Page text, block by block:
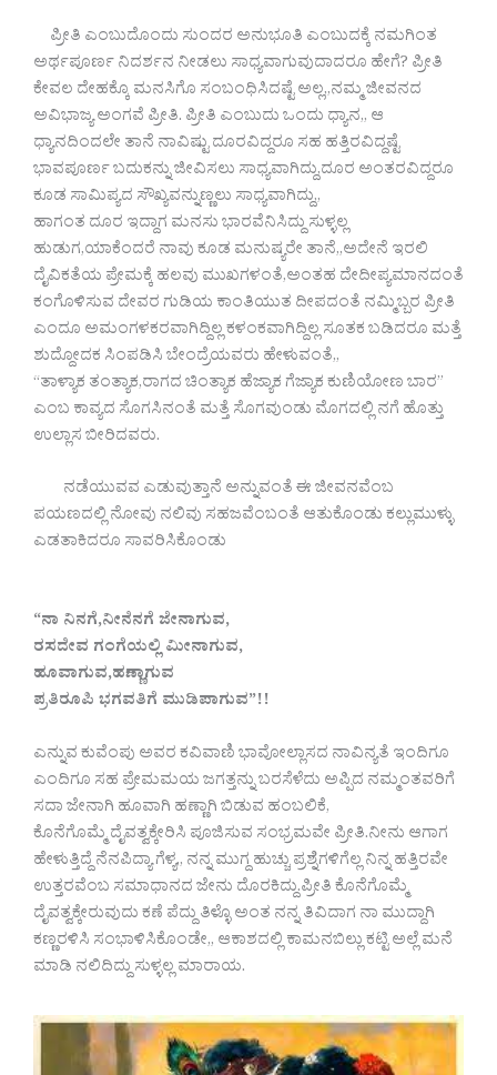
ಪ್ರೀತಿ ಎಂಬುದೊಂದು ಸುಂದರ ಅನುಭೂತಿ ಎಂಬುದಕ್ಕೆ ನಮಗಿಂತ
ಅರ್ಥಪೂರ್ಣ ನಿದರ್ಶನ ನೀಡಲು ಸಾಧ್ಯವಾಗುವುದಾದರೂ ಹೇಗೆ? ಪ್ರೀತಿ
ಕೇವಲ ದೇಹಕ್ಕೊ ಮನಸಿಗೊ ಸಂಬಂಧಿಸಿದಷ್ಟೆ ಅಲ್ಲ,,ನಮ್ಮ ಜೀವನದ
ಅವಿಭಾಜ್ಯ ಅಂಗವೆ ಪ್ರೀತಿ. ಪ್ರೀತಿ ಎಂಬುದು ಒಂದು ಧ್ಯಾನ,, ಆ
ಧ್ಯಾನದಿಂದಲೇ ತಾನೆ ನಾವಿಷ್ಟು ದೂರವಿದ್ದರೂ ಸಹ ಹತ್ತಿರವಿದ್ದಷ್ಟೆ
ಭಾವಪೂರ್ಣ ಬದುಕನ್ನು ಜೀವಿಸಲು ಸಾಧ್ಯವಾಗಿದ್ದು,ದೂರ ಅಂತರವಿದ್ದರೂ
ಕೂಡ ಸಾಮಿಪ್ಯದ ಸೌಖ್ಯವನ್ನುಣ್ಣಲು ಸಾಧ್ಯವಾಗಿದ್ದು,,
ಹಾಗಂತ ದೂರ ಇದ್ದಾಗ ಮನಸು ಭಾರವೆನಿಸಿದ್ದು ಸುಳ್ಳಲ್ಲ
ಹುಡುಗ,ಯಾಕೆಂದರೆ ನಾವು ಕೂಡ ಮನುಷ್ಯರೇ ತಾನೆ,,ಅದೇನೆ ಇರಲಿ
ದೈವಿಕತೆಯ ಪ್ರೇಮಕ್ಕೆ ಹಲವು ಮುಖಗಳಂತೆ,ಅಂತಹ ದೇದೀಪ್ಯಮಾನದಂತೆ
ಕಂಗೊಳಿಸುವ ದೇವರ ಗುಡಿಯ ಕಾಂತಿಯುತ ದೀಪದಂತೆ ನಮ್ಮಿಬ್ಬರ ಪ್ರೀತಿ
ಎಂದೂ ಅಮಂಗಳಕರವಾಗಿದ್ದಿಲ್ಲ ಕಳಂಕವಾಗಿದ್ದಿಲ್ಲ ಸೂತಕ ಬಡಿದರೂ ಮತ್ತೆ
ಶುದ್ದೋದಕ ಸಿಂಪಡಿಸಿ ಬೇಂದ್ರೆಯವರು ಹೇಳುವಂತೆ,,
“ತಾಳ್ಯಾಕ ತಂತ್ಯಾಕ,ರಾಗದ ಚಿಂತ್ಯಾಕ ಹೆಜ್ಯಾಕ ಗೆಜ್ಯಾಕ ಕುಣಿಯೋಣ ಬಾರ”
ಎಂಬ ಕಾವ್ಯದ ಸೊಗಸಿನಂತೆ ಮತ್ತೆ ಸೊಗವುಂಡು ಮೊಗದಲ್ಲಿ ನಗೆ ಹೊತ್ತು
ಉಲ್ಲಾಸ ಬೀರಿದವರು.
ನಡೆಯುವವ ಎಡುವುತ್ತಾನೆ ಅನ್ನುವಂತೆ ಈ ಜೀವನವೆಂಬ
ಪಯಣದಲ್ಲಿ ನೋವು ನಲಿವು ಸಹಜವೆಂಬಂತೆ ಆತುಕೊಂಡು ಕಲ್ಲುಮುಳ್ಳು
ಎಡತಾಕಿದರೂ ಸಾವರಿಸಿಕೊಂಡು
“ನಾ ನಿನಗೆ,ನೀನೆನಗೆ ಜೇನಾಗುವ,
ರಸದೇವ ಗಂಗೆಯಲ್ಲಿ ಮೀನಾಗುವ,
ಹೂವಾಗುವ,ಹಣ್ಣಾಗುವ
ಪ್ರತಿರೂಪಿ ಭಗವತಿಗೆ ಮುಡಿಪಾಗುವ”!!
ಎನ್ನುವ ಕುವೆಂಪು ಅವರ ಕವಿವಾಣಿ ಭಾವೋಲ್ಲಾಸದ ನಾವಿನ್ಯತೆ ಇಂದಿಗೂ
ಎಂದಿಗೂ ಸಹ‌ ಪ್ರೇಮಮಯ ಜಗತ್ತನ್ನು ಬರಸೆಳೆದು ಅಪ್ಪಿದ ನಮ್ಮಂತವರಿಗೆ
ಸದಾ ಜೇನಾಗಿ ಹೂವಾಗಿ‌ ಹಣ್ಣಾಗಿ ಬಿಡುವ ಹಂಬಲಿಕೆ,
ಕೊನೆಗೊಮ್ಮೆ ದೈವತ್ವಕ್ಕೇರಿಸಿ ಪೂಜಿಸುವ ಸಂಭ್ರಮವೇ ಪ್ರೀತಿ.ನೀನು ಆಗಾಗ
ಹೇಳುತ್ತಿದ್ದೆ ನೆನಪಿದ್ಯಾ ಗೆಳ್ಯ,, ನನ್ನ ಮುಗ್ದ ಹುಚ್ಚು ಪ್ರಶ್ನೆಗಳಿಗೆಲ್ಲ ನಿನ್ನ‌ ಹತ್ತಿರವೇ
ಉತ್ತರವೆಂಬ ಸಮಾಧಾನದ ಜೇನು ದೊರಕಿದ್ದು.ಪ್ರೀತಿ ಕೊನೆಗೊಮ್ಮೆ
ದೈವತ್ವಕ್ಕೇರುವುದು ಕಣೆ ಪೆದ್ದು ತಿಳ್ಳೊ ಅಂತ ನನ್ನ ತಿವಿದಾಗ ನಾ ಮುದ್ದಾಗಿ
ಕಣ್ಣರಳಿಸಿ ಸಂಭಾಳಿಸಿಕೊಂಡೇ,, ಆಕಾಶದಲ್ಲಿ ಕಾಮನಬಿಲ್ಲು ಕಟ್ಟಿ ಅಲ್ಲೆ‌ ಮನೆ‌
ಮಾಡಿ‌ ನಲಿದಿದ್ದು ಸುಳ್ಳಲ್ಲ‌ ಮಾರಾಯ.